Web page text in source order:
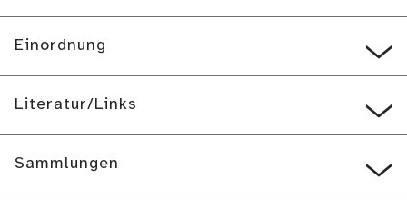
Einordnung
Literatur/Links
Sammlungen